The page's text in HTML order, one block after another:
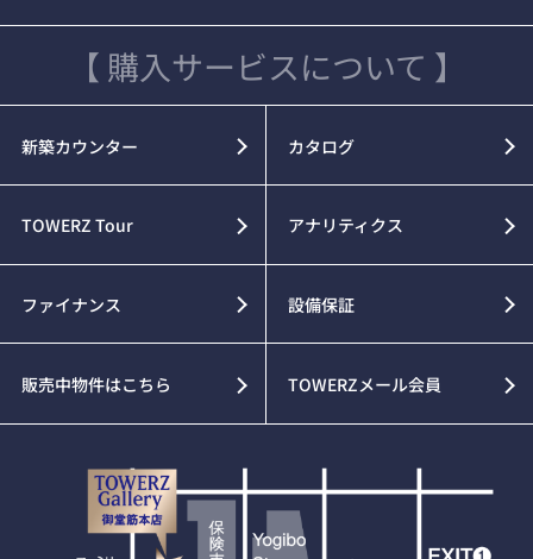
【 購入サービスについて 】
新築カウンター カタログ
TOWERZ Tour アナリティクス
ファイナンス 設備保証
販売中物件はこちら TOWERZメール会員